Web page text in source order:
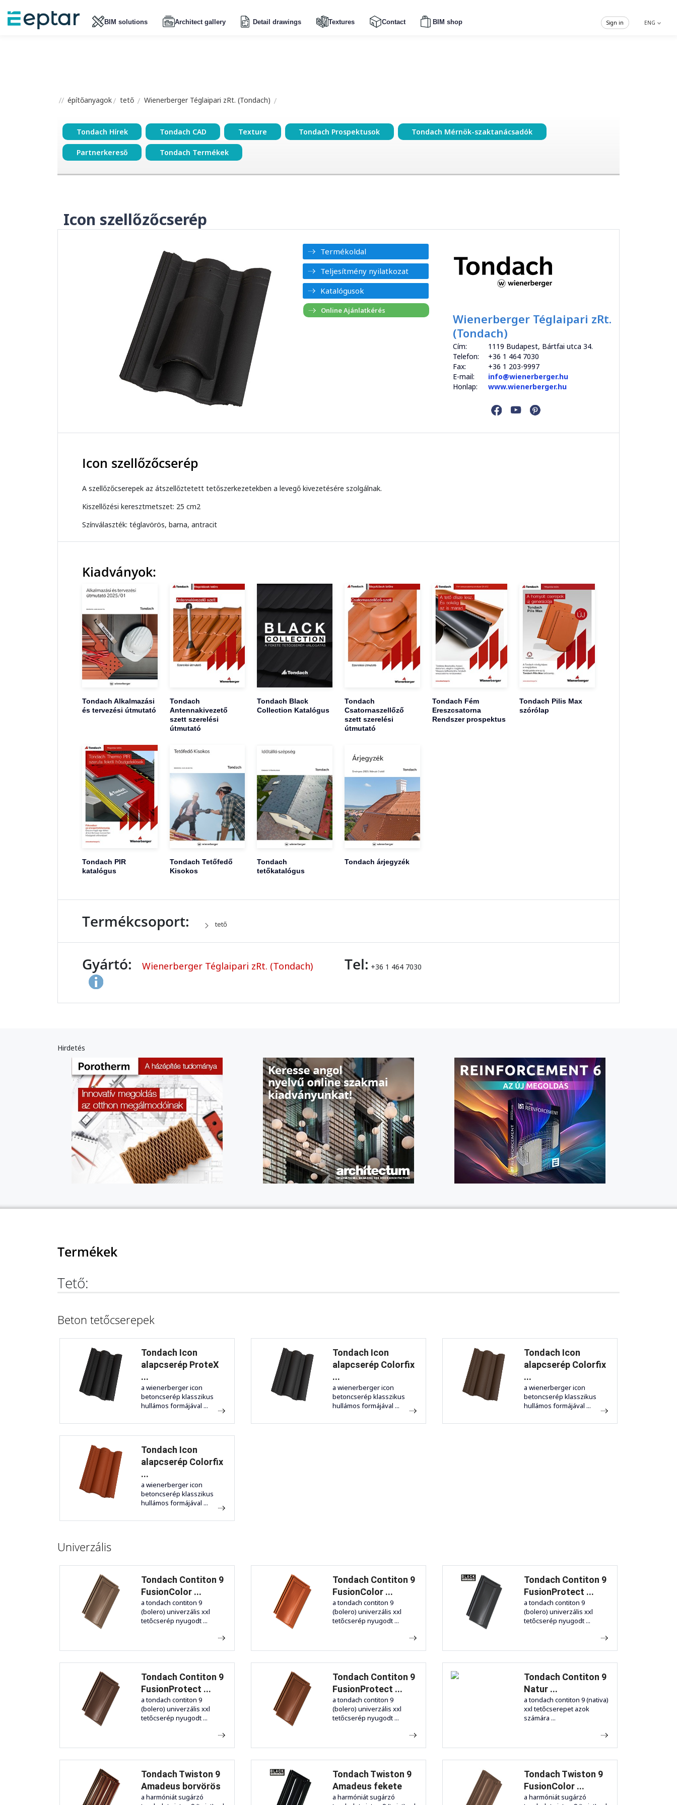
BIM solutions Architect gallery Detail drawings Textures Contact BIM shop ENG
Sign in
építőanyagok tető Wienerberger Téglaipari zRt. (Tondach)
Tondach Hírek Tondach CAD Texture Tondach Prospektusok Tondach Mérnök-szaktanácsadók
Partnerkereső Tondach Termékek
Icon szellőzőcserép
Termékoldal
Teljesítmény nyilatkozat
Katalógusok
Wienerberger Téglaipari zRt.
(Tondach)
Cím:
1119 Budapest, Bártfai utca 34.
Telefon:
+36 1 464 7030
Fax:
+36 1 203-9997
E-mail:
info@wienerberger.hu
Honlap:
www.wienerberger.hu
Icon szellőzőcserép
A szellőzőcserepek az átszellőztetett tetőszerkezetekben a levegő kivezetésére szolgálnak.
Kiszellőzési keresztmetszet: 25 cm2
Színválaszték: téglavörös, barna, antracit
Kiadványok:
Tondach Alkalmazási
és tervezési útmutató
Tondach
Antennakivezető
szett szerelési
útmutató
Tondach Black
Collection Katalógus
Tondach
Csatornaszellőző
szett szerelési
útmutató
Tondach Fém
Ereszcsatorna
Rendszer prospektus
Tondach Pilis Max
szórólap
Tondach PIR
katalógus
Tondach Tetőfedő
Kisokos
Tondach
tetőkatalógus
Tondach árjegyzék
Termékcsoport: tető
Gyártó: Wienerberger Téglaipari zRt. (Tondach) Tel: +36 1 464 7030
Hirdetés
Termékek
Tető:
Beton tetőcserepek
Tondach Icon
alapcserép ProteX
...
a wienerberger icon
betoncserép klasszikus
hullámos formájával ...
Tondach Icon
alapcserép Colorfix
...
a wienerberger icon
betoncserép klasszikus
hullámos formájával ...
Tondach Icon
alapcserép Colorfix
...
a wienerberger icon
betoncserép klasszikus
hullámos formájával ...
Tondach Icon
alapcserép Colorfix
...
a wienerberger icon
betoncserép klasszikus
hullámos formájával ...
Univerzális
Tondach Contiton 9
FusionColor ...
a tondach contiton 9
(bolero) univerzális xxl
tetőcserép nyugodt ...
Tondach Contiton 9
FusionColor ...
a tondach contiton 9
(bolero) univerzális xxl
tetőcserép nyugodt ...
Tondach Contiton 9
FusionProtect ...
a tondach contiton 9
(bolero) univerzális xxl
tetőcserép nyugodt ...
Tondach Contiton 9
FusionProtect ...
a tondach contiton 9
(bolero) univerzális xxl
tetőcserép nyugodt ...
Tondach Contiton 9
FusionProtect ...
a tondach contiton 9
(bolero) univerzális xxl
tetőcserép nyugodt ...
Tondach Contiton 9
Natur ...
a tondach contiton 9 (nativa)
xxl tetőcserepet azok
számára ...
Tondach Twiston 9
Amadeus borvörös
a harmóniát sugárzó
Tondach Twiston 9
Amadeus fekete
a harmóniát sugárzó
Tondach Twiston 9
FusionColor ...
a harmóniát sugárzó